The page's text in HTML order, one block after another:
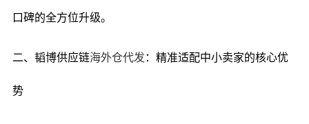
口碑的全方位升级。
二、韬博供应链海外仓代发 ：精准适配中小卖家的核心优
势